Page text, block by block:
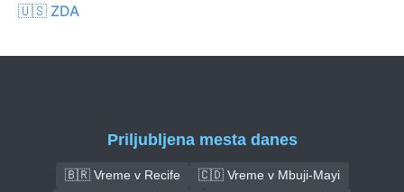
🇺🇸 ZDA
Priljubljena mesta danes
🇧🇷 Vreme v Recife
🇨🇩 Vreme v Mbuji-Mayi